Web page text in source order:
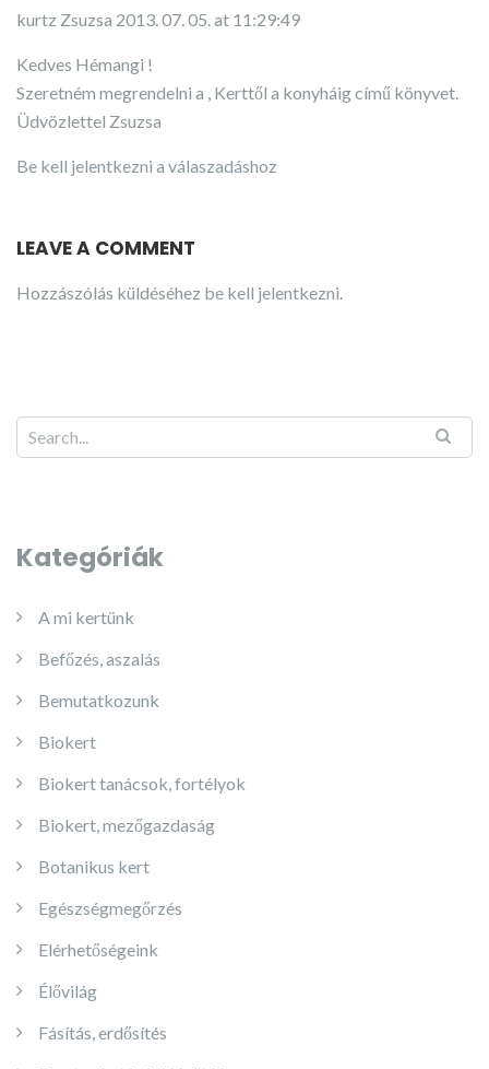
kurtz Zsuzsa 2013. 07. 05. at 11:29:49
Kedves Hémangi !
Szeretném megrendelni a , Kerttől a konyháig című könyvet.
Üdvözlettel Zsuzsa
Be kell jelentkezni a válaszadáshoz
LEAVE A COMMENT
Hozzászólás küldéséhez be kell jelentkezni.
Kategóriák
A mi kertünk
Befőzés, aszalás
Bemutatkozunk
Biokert
Biokert tanácsok, fortélyok
Biokert, mezőgazdaság
Botanikus kert
Egészségmegőrzés
Elérhetőségeink
Élővilág
Fásítás, erdősítés